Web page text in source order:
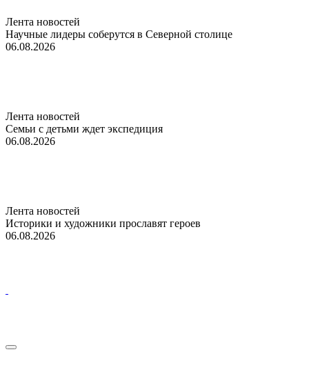
Лента новостей
Научные лидеры соберутся в Северной столице
06.08.2026
Лента новостей
Семьи с детьми ждет экспедиция
06.08.2026
Лента новостей
Историки и художники прославят героев
06.08.2026